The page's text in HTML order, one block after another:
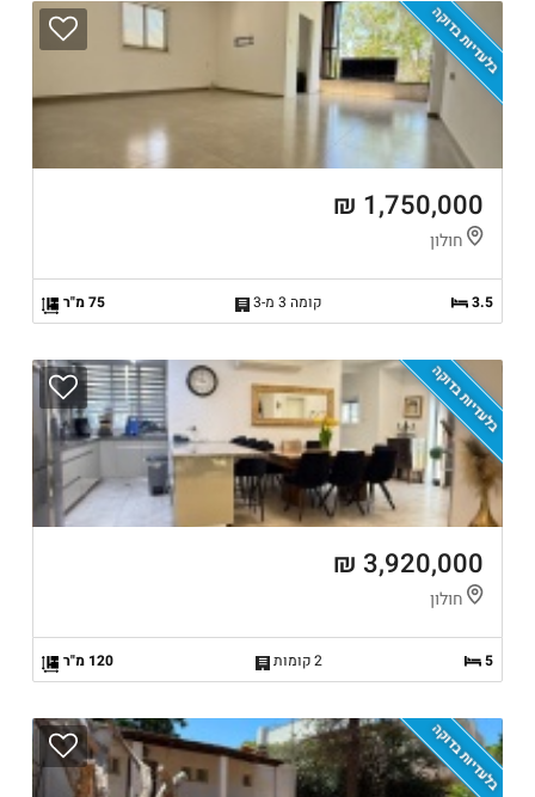
בלעדיות בדוקה
1,750,000 ₪
חולון
3.5 קומה 3 מ-3 75 מ"ר
בלעדיות בדוקה
3,920,000 ₪
חולון
5 2 קומות 120 מ"ר
בלעדיות בדוקה